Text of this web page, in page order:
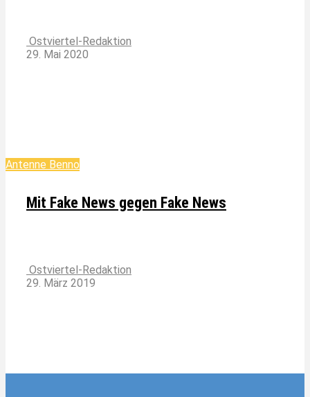
Ostviertel-Redaktion
29. Mai 2020
Antenne Benno
Mit Fake News gegen Fake News
Ostviertel-Redaktion
29. März 2019